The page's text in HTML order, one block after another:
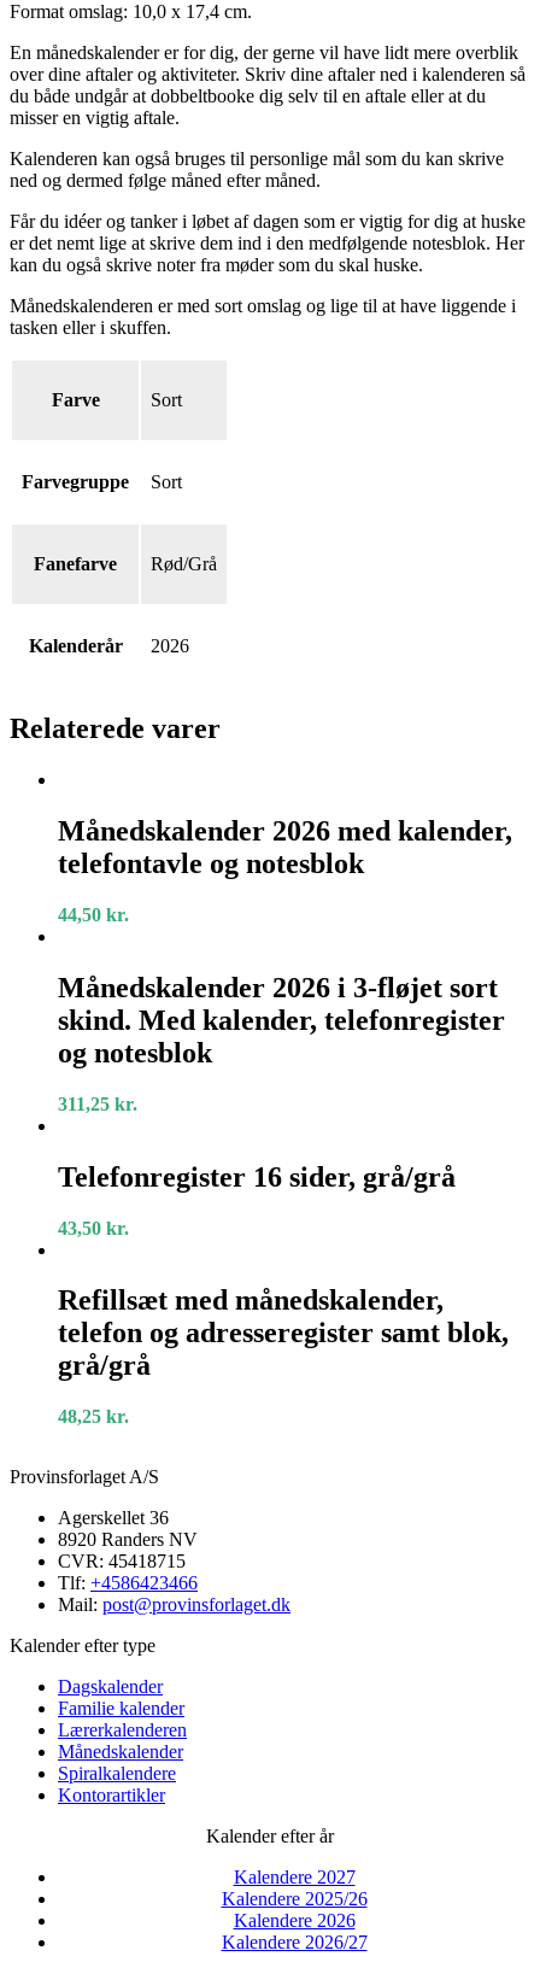
Format omslag: 10,0 x 17,4 cm.
En månedskalender er for dig, der gerne vil have lidt mere overblik
over dine aftaler og aktiviteter. Skriv dine aftaler ned i kalenderen så
du både undgår at dobbeltbooke dig selv til en aftale eller at du
misser en vigtig aftale.
Kalenderen kan også bruges til personlige mål som du kan skrive
ned og dermed følge måned efter måned.
Får du idéer og tanker i løbet af dagen som er vigtig for dig at huske
er det nemt lige at skrive dem ind i den medfølgende notesblok. Her
kan du også skrive noter fra møder som du skal huske.
Månedskalenderen er med sort omslag og lige til at have liggende i
tasken eller i skuffen.
Farve Sort
Farvegruppe Sort
Fanefarve Rød/Grå
Kalenderår 2026
Relaterede varer
2026
med
kalender,
og
notesblok
Månedskalender 2026 med kalender,
telefontavle og notesblok
44,50 kr.
2026
i
3-
fløjet
sort
Med
og
Månedskalender 2026 i 3-fløjet sort
skind. Med kalender, telefonregister
og notesblok
311,25 kr.
16
sider,
Telefonregister 16 sider, grå/grå
43,50 kr.
med
månedskalender,
telefon
og
adresseregister
blok,
Refillsæt med månedskalender,
telefon og adresseregister samt blok,
grå/grå
48,25 kr.
Provinsforlaget A/S
Agerskellet 36
8920 Randers NV
CVR: 45418715
Tlf: +4586423466
Mail: post@provinsforlaget.dk
Kalender efter type
Dagskalender
Familie kalender
Lærerkalenderen
Månedskalender
Spiralkalendere
Kontorartikler
Kalender efter år
Kalendere 2027
Kalendere 2025/26
Kalendere 2026
Kalendere 2026/27